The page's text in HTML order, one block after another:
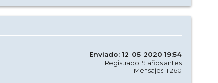
Enviado: 12-05-2020 19:54
Registrado: 9 años antes
Mensajes: 1.260